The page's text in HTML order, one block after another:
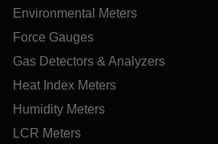
Environmental Meters
Force Gauges
Gas Detectors & Analyzers
Heat Index Meters
Humidity Meters
LCR Meters